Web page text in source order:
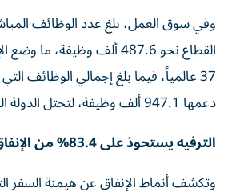
وفي سوق العمل، بلغ عدد الوظائف
القطاع نحو 487.6 ألف وظيفة،
37 عالمياً، فيما بلغ إجمالي الوظائف
دعمها 947.1 ألف وظيفة، لتحتل الدولة المرتبة 47 عالمياً.
الترفيه يستحوذ على 83.4% من الإنفاق
وتكشف أنماط الإنفاق عن هيمنة السفر